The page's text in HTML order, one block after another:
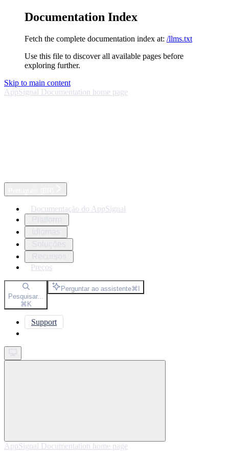
Documentation Index
Fetch the complete documentation index at: /llms.txt
Use this file to discover all available pages before
exploring further.
Skip to main content
AppSignal Documentation home page
Documentação do AppSignal
Preços
Pesquisar...
⌘K
Perguntar ao assistente⌘I
Support
AppSignal Documentation home page